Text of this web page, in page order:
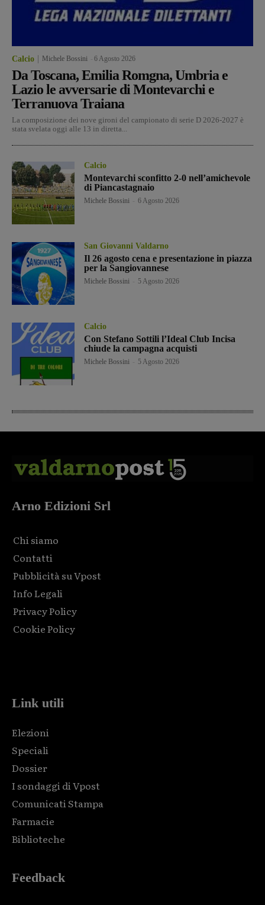
Calcio Michele Bossini 6 Agosto 2026
Da Toscana, Emilia Romgna, Umbria e
Lazio le avversarie di Montevarchi e
Terranuova Traiana
La composizione dei nove gironi del campionato di serie D 2026-2027 è
stata svelata oggi alle 13 in diretta...
Calcio
Montevarchi sconfitto 2-0 nell’amichevole
di Piancastagnaio
Michele Bossini 6 Agosto 2026
San Giovanni Valdarno
Il 26 agosto cena e presentazione in piazza
per la Sangiovannese
Michele Bossini 5 Agosto 2026
Calcio
Con Stefano Sottili l’Ideal Club Incisa
chiude la campagna acquisti
Michele Bossini 5 Agosto 2026
Arno Edizioni Srl
Chi siamo
Contatti
Pubblicità su Vpost
Info Legali
Privacy Policy
Cookie Policy
Link utili
Elezioni
Speciali
Dossier
I sondaggi di Vpost
Comunicati Stampa
Farmacie
Biblioteche
Feedback